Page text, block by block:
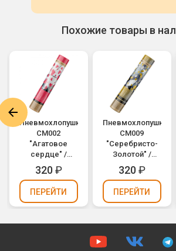
Похожие товары в
Пневмохлопушка
CM002
"Агатовое
сердце" /
Agate Heart
(золотые и
цвета фуксии
сердца,
фольга) 30см
320₽
ПЕРЕЙТИ
Пневмохлопушка
CM009
"Серебристо-
Золотой" /
Silver-Gold
Konfetti
(золотое и
серебряное
конфетти,
320₽
ПЕРЕЙТИ